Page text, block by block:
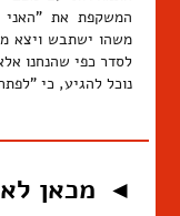
המשקפת את "האני
משהו ישתבש ויצא
לסדר כפי שהנחנו
נוכל להגיע, כי
◄ מכאן